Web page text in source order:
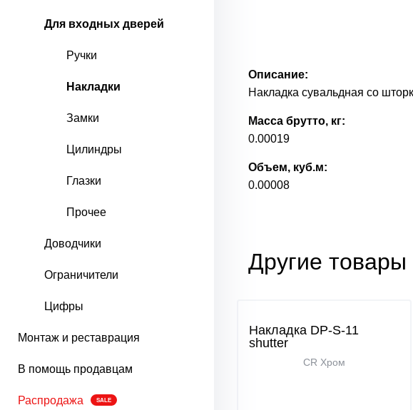
Для входных дверей
Ручки
Накладки
Замки
Цилиндры
Глазки
Прочее
Доводчики
Ограничители
Цифры
Монтаж и реставрация
В помощь продавцам
Распродажа SALE
Описание:
Накладка сувальдная со
Масса брутто, кг:
0.00019
Объем, куб.м:
0.00008
Другие
Накладка DP-S-11
shutter
CR Хром